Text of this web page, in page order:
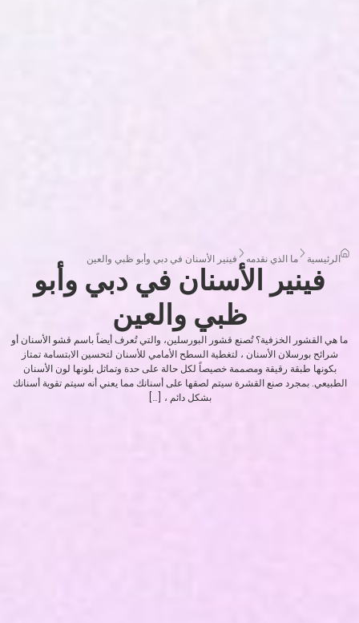
الرئيسية ما الذي نقدمه فينير الأسنان في دبي وأبو ظبي والعين
فينير الأسنان في دبي وأبو
ظبي والعين
ما هي القشور الخزفية؟ تُصنع قشور البورسلين، والتي تُعرف أيضاً باسم قشو الأسنان أو
شرائح بورسلان الأسنان ، لتغطية السطح الأمامي للأسنان لتحسين الابتسامة تمتاز
بكونها طبقة رقيقة ومصممة خصيصاً لكل حالة على حدة وتماثل بلونها لون الأسنان
الطبيعي. بمجرد صنع القشرة سيتم لصقها على أسنانك مما يعني أنه سيتم تقوية أسنانك
بشكل دائم ، […]